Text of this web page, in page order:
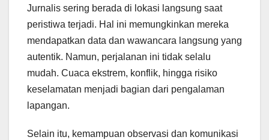
Jurnalis sering berada di lokasi langsung saat
peristiwa terjadi. Hal ini memungkinkan mereka
mendapatkan data dan wawancara langsung yang
autentik. Namun, perjalanan ini tidak selalu
mudah. Cuaca ekstrem, konflik, hingga risiko
keselamatan menjadi bagian dari pengalaman
lapangan.
Selain itu, kemampuan observasi dan komunikasi